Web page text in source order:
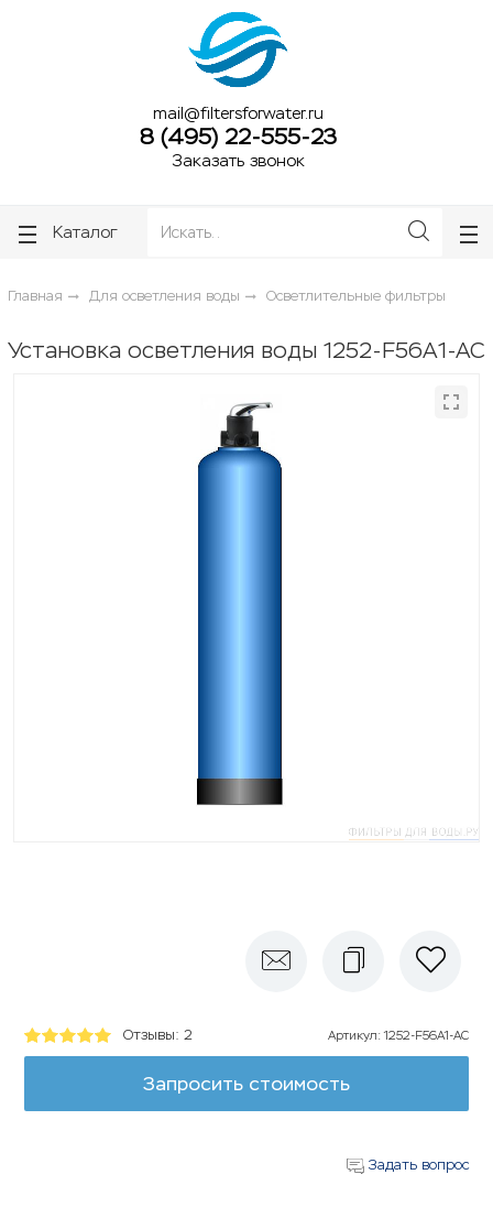
mail@filtersforwater.ru
8 (495) 22-555-23
Заказать звонок
Каталог
Главная Для осветления воды Осветлительные фильтры
Установка осветления воды 1252-F56A1-AC
Отзывы: 2 Артикул:1252-F56A1-AC
Запросить стоимость
Задать вопрос